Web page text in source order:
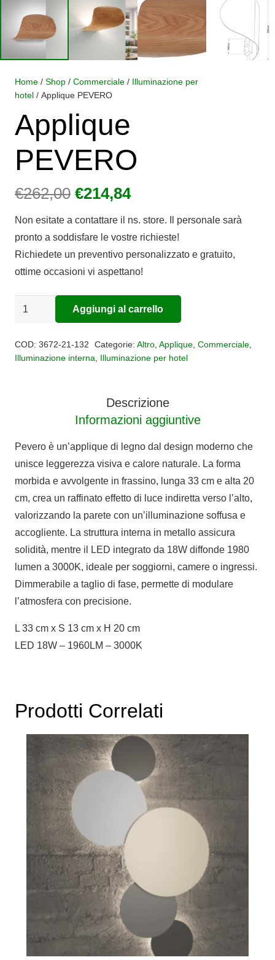
Home / Shop / Commerciale / Illuminazione per
hotel / Applique PEVERO
Applique
PEVERO
€262,00 Il
originale
era:
€262,00.
€214,84Il
attuale
è:
€214,84.
Non esitate a contattare il ns. store. Il personale sarà
pronto a soddisfare le vostre richieste!
Richiedete un preventivo personalizzato e gratuito,
ottime occasioni vi aspettano!
Applique
PEVERO
Aggiungi al carrello
COD: 3672-21-132 Categorie: Altro, Applique, Commerciale,
Illuminazione interna
Illuminazione per hotel
Descrizione
Informazioni aggiuntive
Pevero è un’applique di legno dal design moderno che
unisce leggerezza visiva e calore naturale. La forma
morbida e avvolgente in frassino, lunga 33 cm e alta 20
cm, crea un raffinato effetto di luce indiretta verso l’alto,
valorizzando la parete con un’illuminazione soffusa e
accogliente. La struttura interna in metallo assicura
solidità, mentre il LED integrato da 18W diffonde 1980
lumen a 3000K, ideale per soggiorni, camere o ingressi.
Dimmerabile a taglio di fase, permette di modulare
l’atmosfera con precisione.
L 33 cm x S 13 cm x H 20 cm
LED 18W – 1960LM – 3000K
Prodotti Correlati